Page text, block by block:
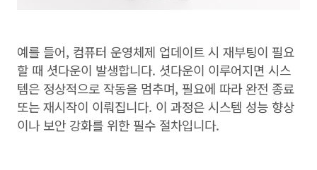
예를 들어, 컴퓨터 운영체제 업데이트 시 재부팅이 필요
할 때 셧다운이 발생합니다. 셧다운이 이루어지면 시스
템은 정상적으로 작동을 멈추며, 필요에 따라 완전 종료
또는 재시작이 이뤄집니다. 이 과정은 시스템 성능 향상
이나 보안 강화를 위한 필수 절차입니다.